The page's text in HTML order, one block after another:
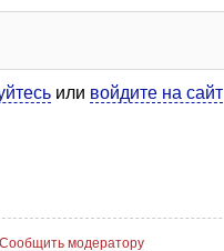
или войдите на сайт
Сообщить модератору